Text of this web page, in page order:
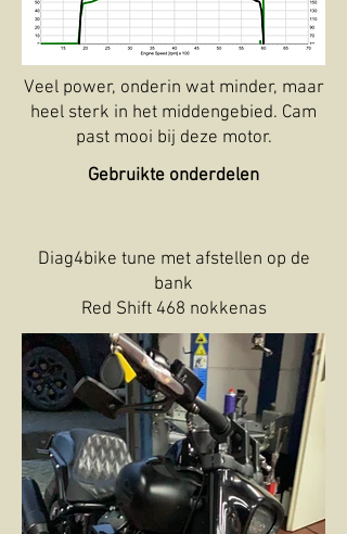
Veel power, onderin wat minder, maar
heel sterk in het middengebied. Cam
past mooi bij deze motor.
Gebruikte onderdelen
Diag4bike tune met afstellen op de
bank
Red Shift 468 nokkenas